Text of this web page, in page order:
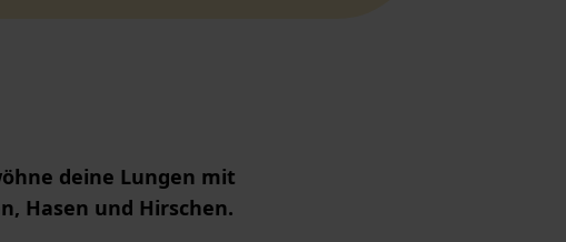
deine Lungen mit
Hasen und Hirschen.